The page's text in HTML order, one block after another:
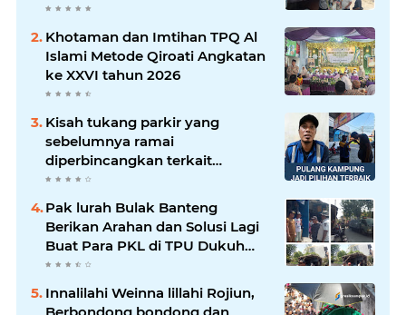
Banteng Surabaya
Khotaman dan Imtihan TPQ Al
Islami Metode Qiroati Angkatan
ke XXVI tahun 2026
Kisah tukang parkir yang
sebelumnya ramai
diperbincangkan terkait
persoalan parkir gratis di
sebuah minimarket di Bekasi
kini memasuki babak baru.
Pak lurah Bulak Banteng
Berikan Arahan dan Solusi Lagi
Buat Para PKL di TPU Dukuh
Bulak Banteng Surabaya
Innalilahi Weinna lillahi Rojiun,